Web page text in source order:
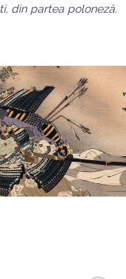
din partea poloneză.